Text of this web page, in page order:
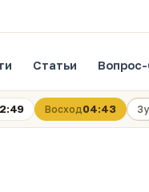
Статьи
Восход04:43